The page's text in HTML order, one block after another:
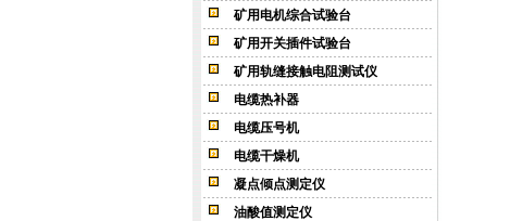
矿用电机综合试验台
矿用开关插件试验台
矿用轨缝接触电阻测试仪
电缆热补器
电缆压号机
电缆干燥机
凝点倾点测定仪
油酸值测定仪